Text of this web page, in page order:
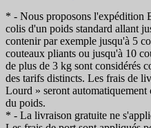
* - Nous proposons l'expédition
colis d'un poids standard allant
contenir par exemple jusqu'à 5
couteaux pliants ou jusqu'à 10
de plus de 3 kg sont considérés
des tarifs distincts. Les frais de
Lourd » seront
du poids.
* - La livraison gratuite ne